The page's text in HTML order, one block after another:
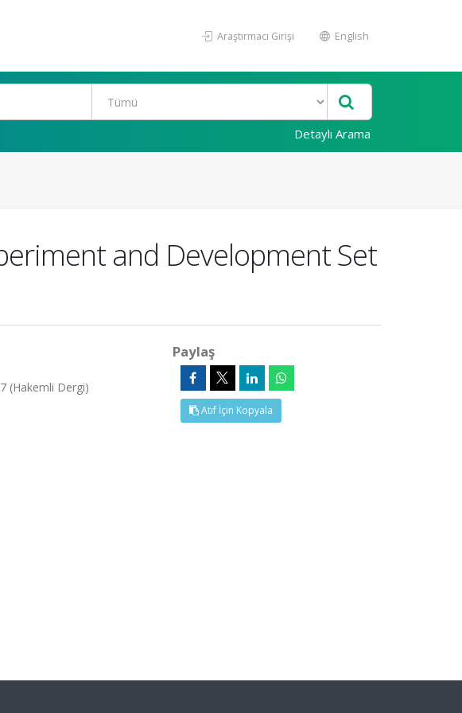
Araştırmacı Girişi English
Detaylı Arama
and Development Set
(Hakemli Dergi)
Paylaş
Atıf İçin Kopyala